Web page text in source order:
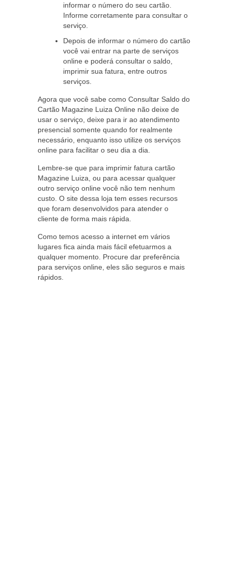
informar o número do seu cartão.
Informe corretamente para consultar o
serviço.
Depois de informar o número do cartão
você vai entrar na parte de serviços
online e poderá consultar o saldo,
imprimir sua fatura, entre outros
serviços.
Agora que você sabe como Consultar Saldo do
Cartão Magazine Luiza Online não deixe de
usar o serviço, deixe para ir ao atendimento
presencial somente quando for realmente
necessário, enquanto isso utilize os serviços
online para facilitar o seu dia a dia.
Lembre-se que para imprimir fatura cartão
Magazine Luiza, ou para acessar qualquer
outro serviço online você não tem nenhum
custo. O site dessa loja tem esses recursos
que foram desenvolvidos para atender o
cliente de forma mais rápida.
Como temos acesso a internet em vários
lugares fica ainda mais fácil efetuarmos a
qualquer momento. Procure dar preferência
para serviços online, eles são seguros e mais
rápidos.